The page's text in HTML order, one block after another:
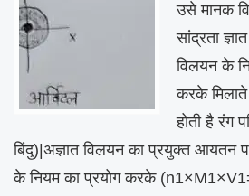
उसे मानक
सांद्रता
विलयन के
करके
होती है रंग
बिंदु)|अज्ञात विलयन का प्रयुक्त आयतन
के नियम का प्रयोग करके